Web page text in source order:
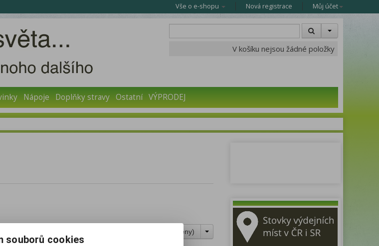
Vše o e-shopu Nová registrace Můj účet
V košíku nejsou žádné položky
Nápoje Doplňky stravy Ostatní VÝPRODEJ
Ceny)
souborů cookies